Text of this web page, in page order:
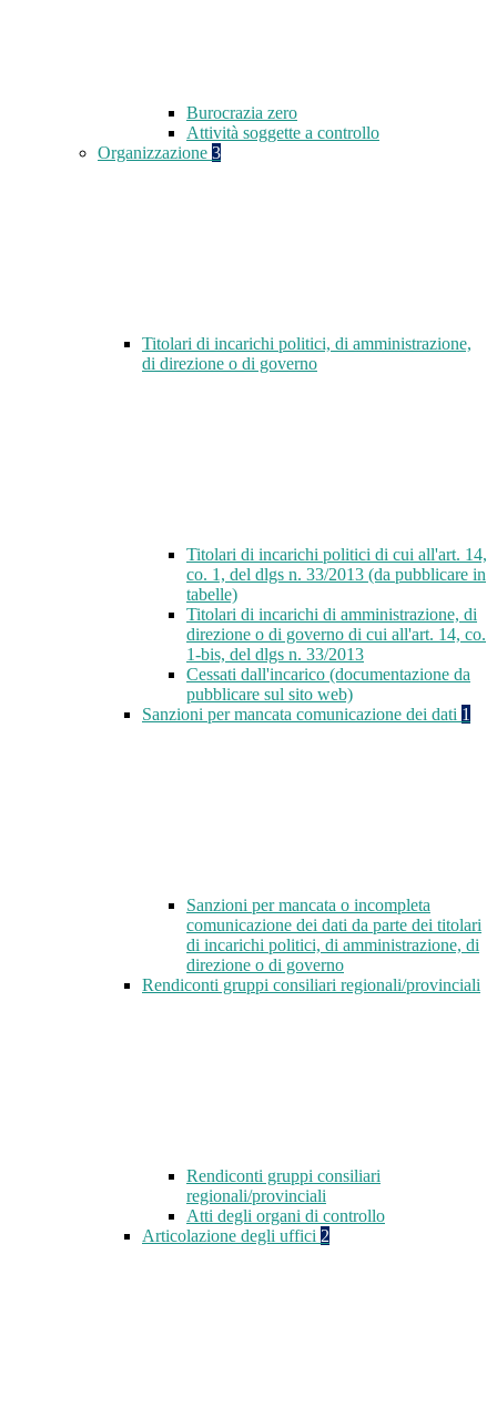
Burocrazia zero
Attività soggette a controllo
Organizzazione 3
Titolari di incarichi politici, di amministrazione,
di direzione o di governo
Titolari di incarichi politici di cui all'art. 14,
co. 1, del dlgs n. 33/2013 (da pubblicare in
tabelle)
Titolari di incarichi di amministrazione, di
direzione o di governo di cui all'art. 14, co.
1-bis, del dlgs n. 33/2013
Cessati dall'incarico (documentazione da
pubblicare sul sito web)
Sanzioni per mancata comunicazione dei dati 1
Sanzioni per mancata o incompleta
comunicazione dei dati da parte dei titolari
di incarichi politici, di amministrazione, di
direzione o di governo
Rendiconti gruppi consiliari regionali/provinciali
Rendiconti gruppi consiliari
regionali/provinciali
Atti degli organi di controllo
Articolazione degli uffici 2